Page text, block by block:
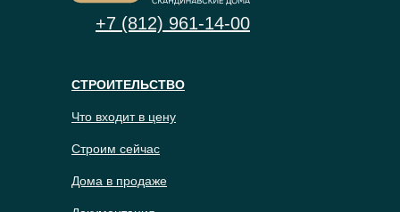
Дома в продаже
Строим сейчас
Что входит в цену
СТРОИТЕЛЬСТВО
+7 (812) 961-14-00